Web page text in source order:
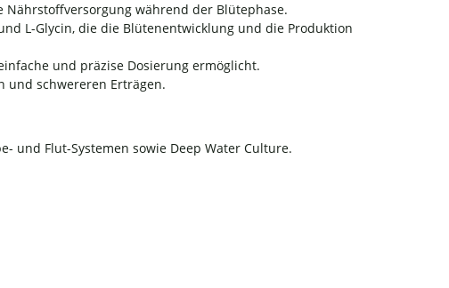
Nährstoffversorgung während der Blütephase.
L-Glycin, die die Blütenentwicklung und die Produktion
und präzise Dosierung ermöglicht.
und schwereren Erträgen.
und Flut-Systemen sowie Deep Water Culture.